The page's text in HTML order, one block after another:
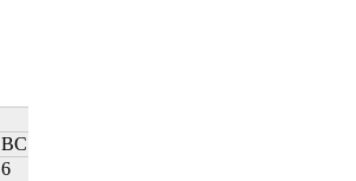
ВС
6